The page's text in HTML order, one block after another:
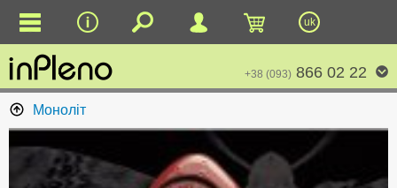
uk
+38 (093) 866 02 22
Моноліт